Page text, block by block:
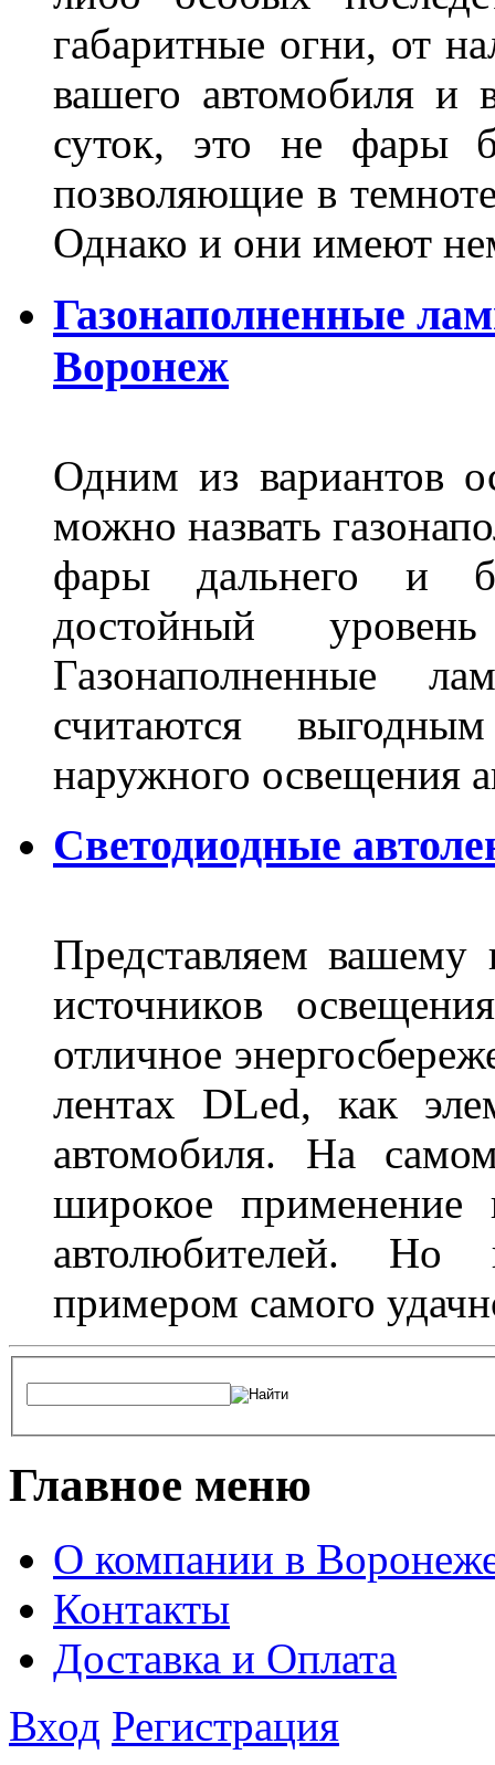
габаритные огни, от
вашего автомобиля и
суток, это не фары
позволяющие в
Однако и они имеют
Газонаполненные
Воронеж
Одним из вариантов
можно назвать
фары дальнего и
достойный
Газонаполненные
считаются
наружного освещения
Светодиодные
Представляем
источников
отличное
лентах DLed, как
автомобиля. На
широкое
автолюбителей. Но
примером самого
Главное меню
О компании в
Контакты
Доставка и Оплата
Вход Регистрация